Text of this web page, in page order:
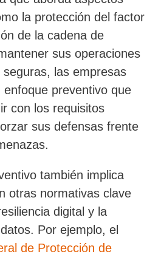
la protección del factor
de la cadena de
sus operaciones
las empresas
preventivo que
con los requisitos
sus defensas frente
también implica
otras normativas clave
digital y la
Por ejemplo, el
de Protección de